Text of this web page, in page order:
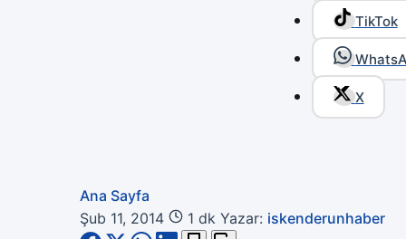
TikTok
X
Ana Sayfa
Şub 11, 2014
1 dk Yazar: iskenderunhaber